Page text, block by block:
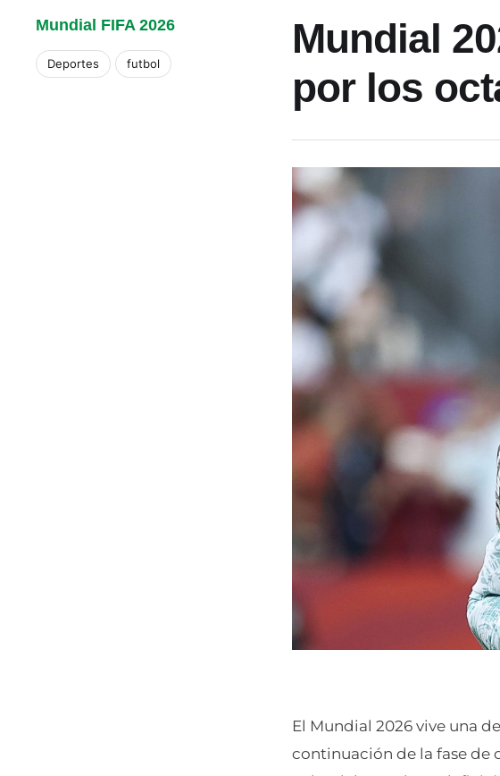
Mundial FIFA 2026
Deportes futbol
Mundial
por los
El Mundial 2026 vive una
continuación de la fase de